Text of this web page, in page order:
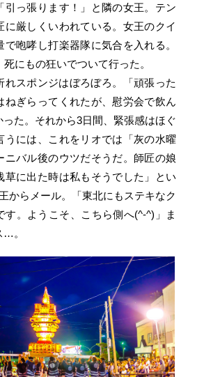
引っ張ります！」と隣の女王。テン
に厳しくいわれている。女王のクイ
で咆哮し打楽器隊に気合を入れる。
にもの狂いでついて行った。
れスポンジはぼろぼろ。「頑張った
ねぎらってくれたが、慰労会で飲ん
た。それから3日間、緊張感はほぐ
うには、これをリオでは「灰の水曜
ニバル後のウツだそうだ。師匠の娘
草に出た時は私もそうでした」とい
からメール。「東北にもステキなク
す。ようこそ、こちら側へ(^-^)」ま
…。